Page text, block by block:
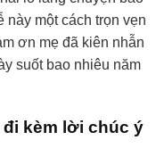
một cách trọn vẹn
ơn mẹ đã kiên nhẫn
suốt bao nhiêu năm
kèm lời chúc ý